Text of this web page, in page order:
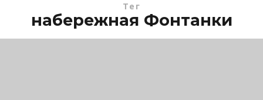
Тег
набережная Фонтанки